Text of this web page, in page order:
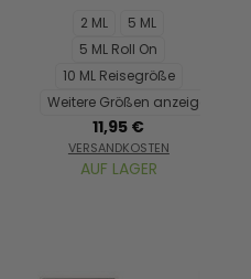
2 ML
5 ML
5 ML Roll On
10 ML Reisegröße
Weitere Größen anzeigen...
11,95 €
VERSANDKOSTEN
AUF LAGER